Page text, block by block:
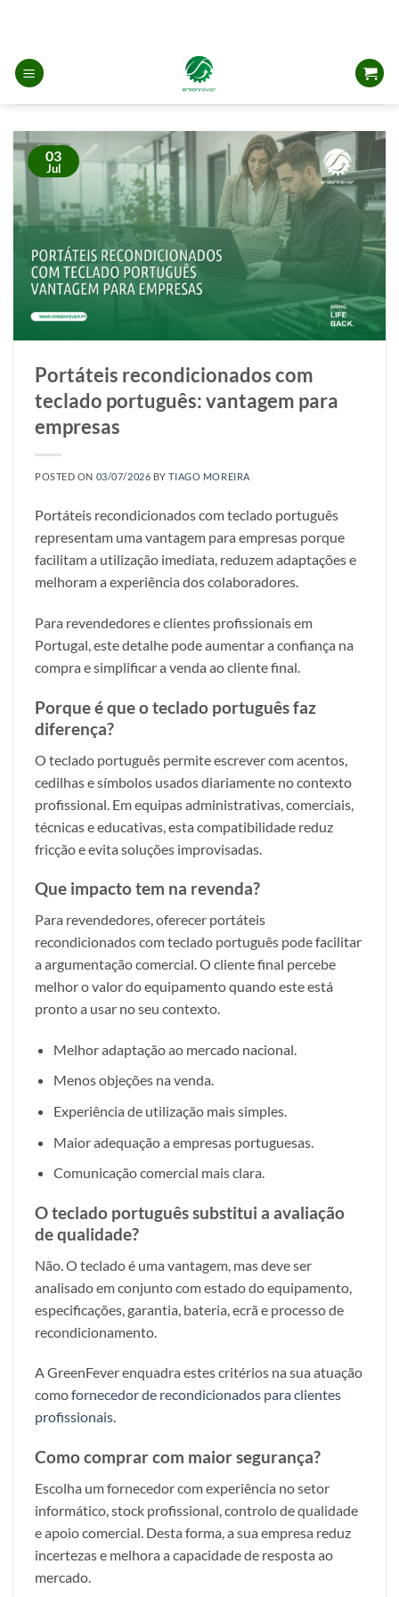
content
03
Jul
Portáteis recondicionados com
teclado português: vantagem para
empresas
POSTED ON 03/07/2026 BYTIAGO MOREIRA
Portáteis recondicionados com teclado português
representam uma vantagem para empresas porque
facilitam a utilização imediata, reduzem adaptações e
melhoram a experiência dos colaboradores.
Para revendedores e clientes profissionais em
Portugal, este detalhe pode aumentar a confiança na
compra e simplificar a venda ao cliente final.
Porque é que o teclado português faz
diferença?
O teclado português permite escrever com acentos,
cedilhas e símbolos usados diariamente no contexto
profissional. Em equipas administrativas, comerciais,
técnicas e educativas, esta compatibilidade reduz
fricção e evita soluções improvisadas.
Que impacto tem na revenda?
Para revendedores, oferecer portáteis
recondicionados com teclado português pode facilitar
a argumentação comercial. O cliente final percebe
melhor o valor do equipamento quando este está
pronto a usar no seu contexto.
Melhor adaptação ao mercado nacional.
Menos objeções na venda.
Experiência de utilização mais simples.
Maior adequação a empresas portuguesas.
Comunicação comercial mais clara.
O teclado português substitui a avaliação
de qualidade?
Não. O teclado é uma vantagem, mas deve ser
analisado em conjunto com estado do equipamento,
especificações, garantia, bateria, ecrã e processo de
recondicionamento.
A GreenFever enquadra estes critérios na sua atuação
comofornecedor de recondicionados para clientes
profissionais.
Como comprar com maior segurança?
Escolha um fornecedor com experiência no setor
informático, stock profissional, controlo de qualidade
e apoio comercial. Desta forma, a sua empresa reduz
incertezas e melhora a capacidade de resposta ao
mercado.